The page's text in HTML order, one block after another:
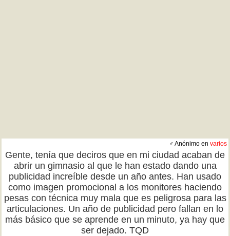
♂ Anónimo en varios
Gente, tenía que deciros que en mi ciudad acaban de
abrir un gimnasio al que le han estado dando una
publicidad increíble desde un año antes. Han usado
como imagen promocional a los monitores haciendo
pesas con técnica muy mala que es peligrosa para las
articulaciones. Un año de publicidad pero fallan en lo
más básico que se aprende en un minuto, ya hay que
ser dejado. TQD